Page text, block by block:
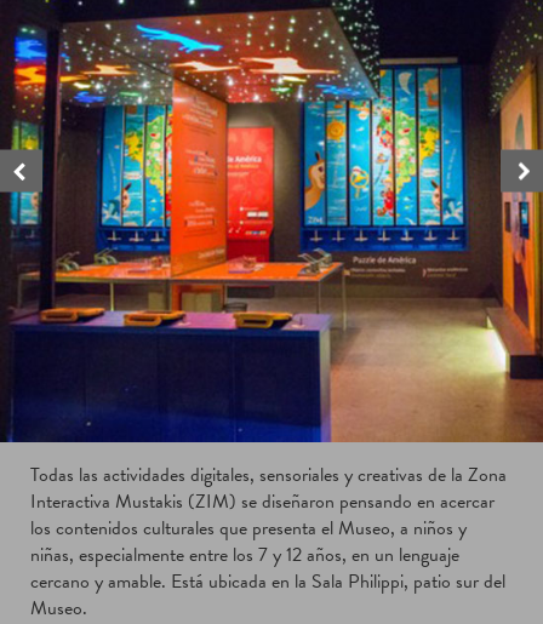
Todas las actividades digitales, sensoriales y creativas de la Zona
Interactiva Mustakis (ZIM) se diseñaron pensando en acercar
los contenidos culturales que presenta el Museo, a niños y
niñas, especialmente entre los 7 y 12 años, en un lenguaje
cercano y amable. Está ubicada en la Sala Philippi, patio sur del
Museo.